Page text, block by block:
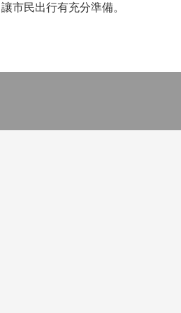
讓市民出行有充分準備。